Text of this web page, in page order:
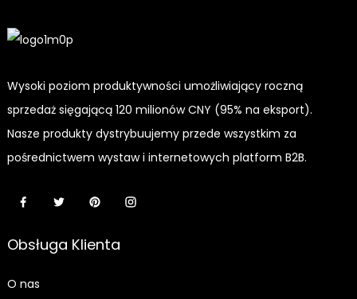
Wysoki poziom produktywności umożliwiający roczną
sprzedaż sięgającą 120 milionów CNY (95% na eksport).
Nasze produkty dystrybuujemy przede wszystkim za
pośrednictwem wystaw i internetowych platform B2B.
Obsługa Klienta
O nas